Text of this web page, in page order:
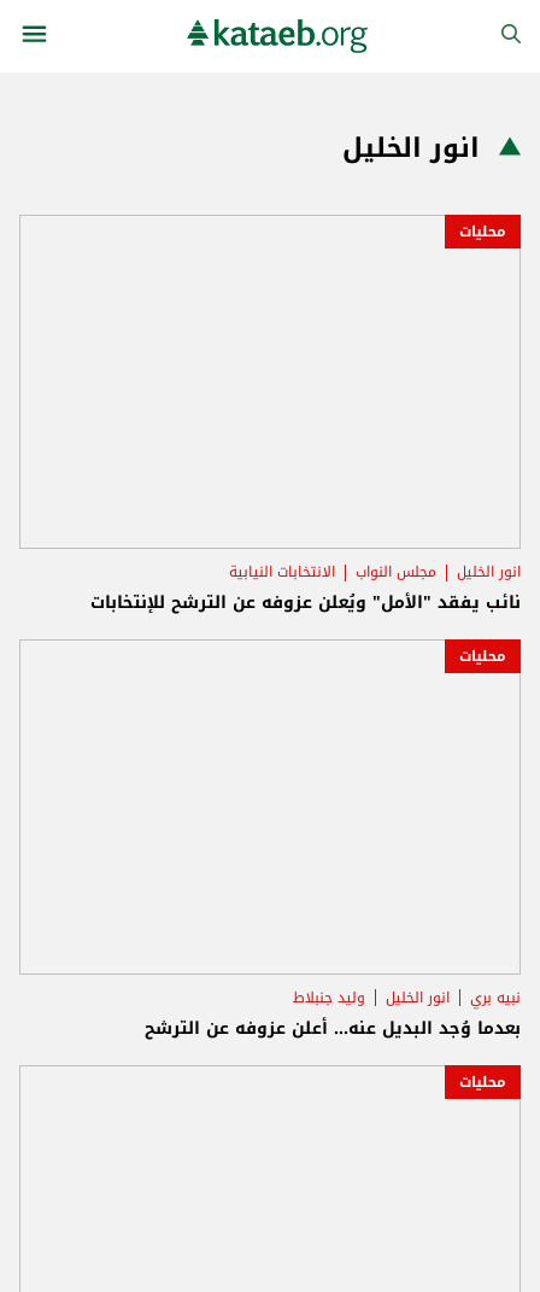
انور الخليل
محليات
انور الخليل مجلس النواب الانتخابات النيابية
نائب يفقد "الأمل" ويُعلن عزوفه عن الترشح للإنتخابات
محليات
نبيه بري انور الخليل وليد جنبلاط
بعدما وُجد البديل عنه... أعلن عزوفه عن الترشح
محليات